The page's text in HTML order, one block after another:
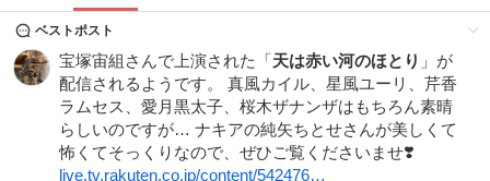
ワ
ド
を
消
す
ベストポスト
宝塚宙組さんで上演された「天は赤い河のほとり 」が
配信されるようです。 真風カイル、星風ユーリ、芹香
ラムセス、愛月黒太子、桜木ザナンザはもちろん素晴
らしいのですが… ナキアの純矢ちとせさんが美しくて
怖くてそっくりなので、ぜひご覧くださいませ❣️
live.tv.rakuten.co.jp/content/542476…